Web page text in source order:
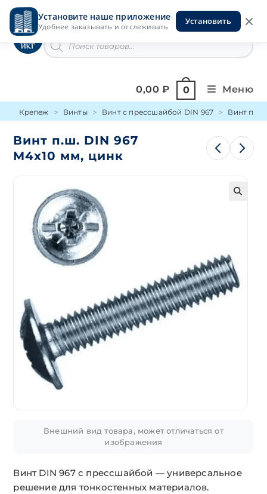
Установите наше приложение
Удобнее заказывать и отслеживать
Установить
Перейти
содержимомуИнструменты на Горской
товаров
0,00₽ 0 Меню
Крепеж Винты Винт с прессшайбой DIN 967 Винт п.ш.
Винт п.ш. DIN 967
М4х10 мм, цинк
Внешний вид товара, может отличаться от
изображения
Винт DIN 967 с прессшайбой — универсальное
решение для тонкостенных материалов.